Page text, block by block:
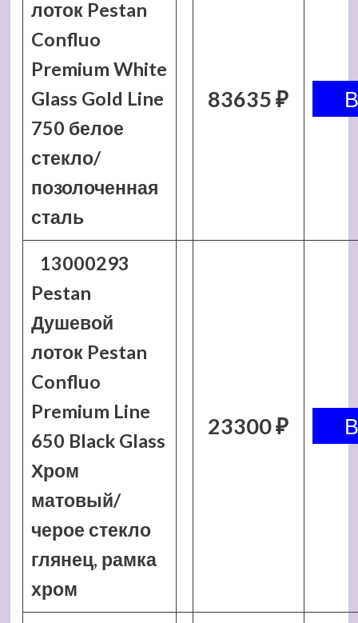
лоток Pestan
Confluo
Premium White
Glass Gold Line
750 белое
стекло/
позолоченная
сталь
83635 ₽
13000293
Pestan
Душевой
лоток Pestan
Confluo
Premium Line
650 Black Glass
Хром
матовый/
черое стекло
глянец, рамка
хром
23300 ₽